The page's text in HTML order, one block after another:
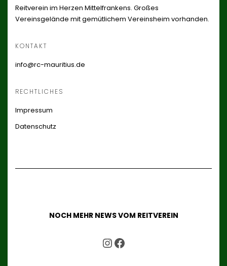
Reitverein im Herzen Mittelfrankens. Großes
Vereinsgelände mit gemütlichem Vereinsheim vorhanden.
KONTAKT
info@rc-mauritius.de
RECHTLICHES
Impressum
Datenschutz
NOCH MEHR NEWS VOM REITVEREIN
UNSER INSTAGRAM ACCOUNT
UNSER FACEBOOK ACCOUNT